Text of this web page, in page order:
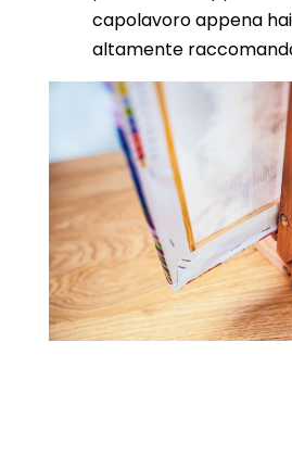
capolavoro appena
altamente